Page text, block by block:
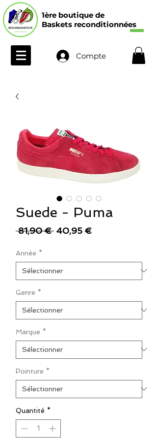
1ère boutique de
Baskets reconditionnées
Compte
Suede - Puma
81,90 € Prix
40,95 €Prix
Année *
Genre *
Marque *
Pointure *
Quantité *